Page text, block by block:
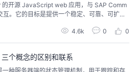
开源 JavaScript web 应用，与 SAP Comm
。它的目标是提供一个稳定、可靠、可扩展
个专门为 B2B 交易设计的商店，而 My Com
4.6k 0 0
个概念的区别和联系